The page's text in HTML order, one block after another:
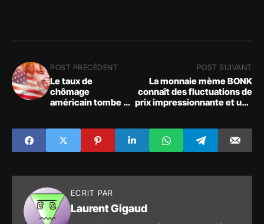
POST PRÉCÉDENT
Le taux de
chômage
américain tombe à
monnaies devient
haussier
POST SUIVANT
La monnaie mème BONK
connaît des fluctuations de
prix impressionnante et une
ECRIT PAR
Laurent Gigaud